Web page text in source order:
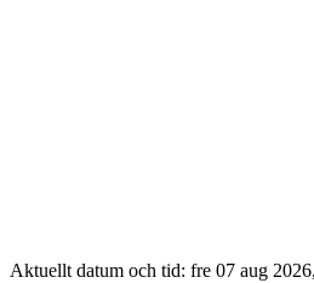
Aktuellt datum och tid: fre 07 aug